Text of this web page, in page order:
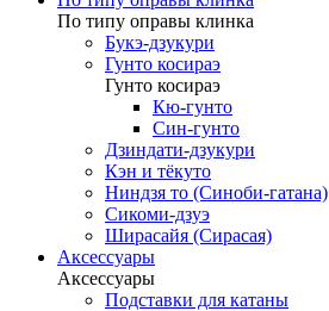
По типу оправы клинка
Букэ-дзукури
Гунто косираэ
Гунто косираэ
Кю-гунто
Син-гунто
Дзиндати-дзукури
Кэн и тёкуто
Ниндзя то (Синоби-гатана)
Сикоми-дзуэ
Ширасайя (Сирасая)
Аксессуары
Аксессуары
Подставки для катаны